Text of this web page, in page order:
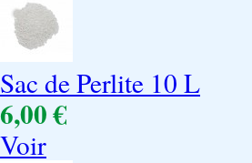
Sac de Perlite 10 L
6,00 €
Voir